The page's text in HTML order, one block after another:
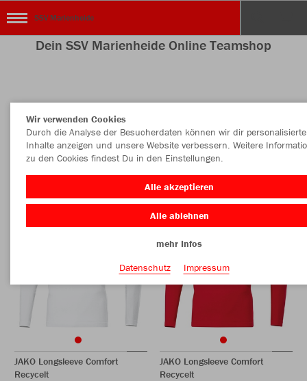
SSV Marienheide
Dein SSV Marienheide Online Teamshop
JAKO Longsleeve Comfort
Recycelt
JAKO Longsleeve Comfort
Recycelt
Wir verwenden Cookies
Durch die Analyse der Besucherdaten können wir dir personalisierte
Inhalte anzeigen und unsere Website verbessern. Weitere
zu den Cookies findest Du in den Einstellungen.
Alle akzeptieren
Alle ablehnen
mehr Infos
Datenschutz
Impressum